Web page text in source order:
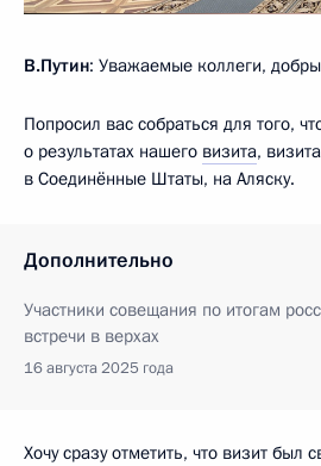
В.Путин: Уважаемые коллеги,
Попросил вас собраться для того,
о результатах нашего визита,
в Соединённые Штаты, на Аляску.
Дополнительно
Участники совещания по итогам
встречи в верхах
16 августа 2025 года
Хочу сразу отметить, что визит был